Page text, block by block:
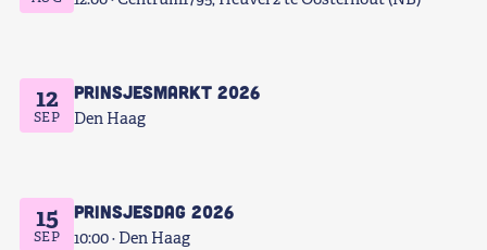
12
SEP
Prinsjesmarkt 2026
Den Haag
15
SEP
Prinsjesdag 2026
10:00 Den Haag